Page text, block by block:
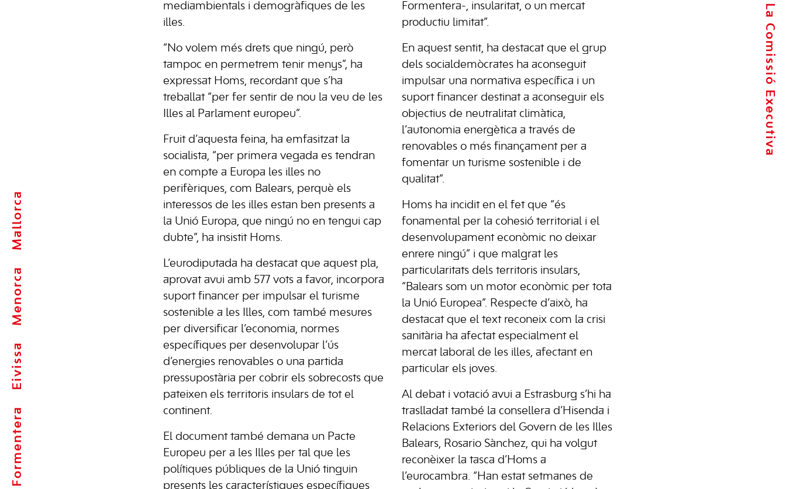
Formentera
Eivissa
Menorca
Mallorca
La Comissió Executiva
mediambientals i demogràfiques de les
illes.
“No volem més drets que ningú, però
tampoc en permetrem tenir menys”, ha
expressat Homs, recordant que s’ha
treballat “per fer sentir de nou la veu de les
Illes al Parlament europeu”.
Fruit d’aquesta feina, ha emfasitzat la
socialista, “per primera vegada es tendran
en compte a Europa les illes no
perifèriques, com Balears, perquè els
interessos de les illes estan ben presents a
la Unió Europa, que ningú no en tengui cap
dubte”, ha insistit Homs.
L’eurodiputada ha destacat que aquest pla,
aprovat avui amb 577 vots a favor, incorpora
suport financer per impulsar el turisme
sostenible a les Illes, com també mesures
per diversificar l’economia, normes
específiques per desenvolupar l’ús
d’energies renovables o una partida
pressupostària per cobrir els sobrecosts que
pateixen els territoris insulars de tot el
continent.
El document també demana un Pacte
Europeu per a les Illes per tal que les
polítiques públiques de la Unió tinguin
presents les característiques específiques
Formentera-, insularitat, o un mercat
productiu limitat”.
En aquest sentit, ha destacat que el grup
dels socialdemòcrates ha aconseguit
impulsar una normativa específica i un
suport financer destinat a aconseguir els
objectius de neutralitat climàtica,
l’autonomia energètica a través de
renovables o més finançament per a
fomentar un turisme sostenible i de
qualitat”.
Homs ha incidit en el fet que “és
fonamental per la cohesió territorial i el
desenvolupament econòmic no deixar
enrere ningú” i que malgrat les
particularitats dels territoris insulars,
“Balears som un motor econòmic per tota
la Unió Europea”. Respecte d’això, ha
destacat que el text reconeix com la crisi
sanitària ha afectat especialment el
mercat laboral de les illes, afectant en
particular els joves.
Al debat i votació avui a Estrasburg s’hi ha
traslladat també la consellera d’Hisenda i
Relacions Exteriors del Govern de les Illes
Balears, Rosario Sànchez, qui ha volgut
reconèixer la tasca d’Homs a
l’eurocambra. “Han estat setmanes de